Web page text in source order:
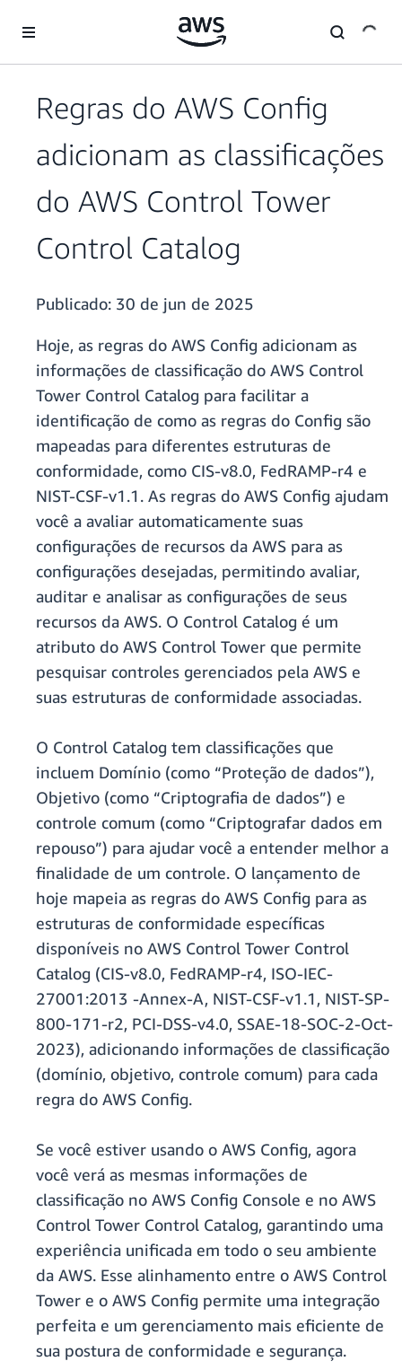
Pular para o conteúdo principal
Regras do AWS Config
adicionam as classificações
do AWS Control Tower
Control Catalog
Publicado: 30 de jun de 2025
Hoje, as regras do AWS Config adicionam as
informações de classificação do AWS Control
Tower Control Catalog para facilitar a
identificação de como as regras do Config são
mapeadas para diferentes estruturas de
conformidade, como CIS-v8.0, FedRAMP-r4 e
NIST-CSF-v1.1. As regras do AWS Config ajudam
você a avaliar automaticamente suas
configurações de recursos da AWS para as
configurações desejadas, permitindo avaliar,
auditar e analisar as configurações de seus
recursos da AWS. O Control Catalog é um
atributo do AWS Control Tower que permite
pesquisar controles gerenciados pela AWS e
suas estruturas de conformidade associadas.
O Control Catalog tem classificações que
incluem Domínio (como “Proteção de dados”),
Objetivo (como “Criptografia de dados”) e
controle comum (como “Criptografar dados em
repouso”) para ajudar você a entender melhor a
finalidade de um controle. O lançamento de
hoje mapeia as regras do AWS Config para as
estruturas de conformidade específicas
disponíveis no AWS Control Tower Control
Catalog (CIS-v8.0, FedRAMP-r4, ISO-IEC-
27001:2013 -Annex-A, NIST-CSF-v1.1, NIST-SP-
800-171-r2, PCI-DSS-v4.0, SSAE-18-SOC-2-Oct-
2023), adicionando informações de classificação
(domínio, objetivo, controle comum) para cada
regra do AWS Config.
Se você estiver usando o AWS Config, agora
você verá as mesmas informações de
classificação no AWS Config Console e no AWS
Control Tower Control Catalog, garantindo uma
experiência unificada em todo o seu ambiente
da AWS. Esse alinhamento entre o AWS Control
Tower e o AWS Config permite uma integração
perfeita e um gerenciamento mais eficiente de
sua postura de conformidade e segurança.